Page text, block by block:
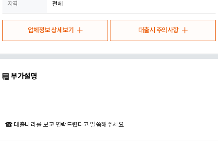
지역 전체
업체정보 상세보기 대출시 주의사항
부가설명
☎ 대출나라를 보고 연락드렸다고 말씀해주세요